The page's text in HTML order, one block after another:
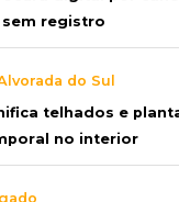
registro
do Sul
telhados e
no interior